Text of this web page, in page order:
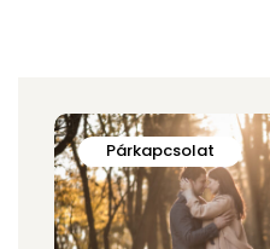
Párkapcsolat